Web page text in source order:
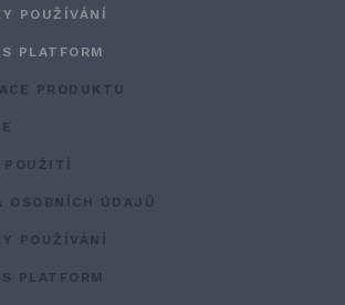
POUŽÍVÁNÍ
PLATFORM
PRODUKTU
POUŽITÍ
OSOBNÍCH ÚDAJŮ
POUŽÍVÁNÍ
PLATFORM